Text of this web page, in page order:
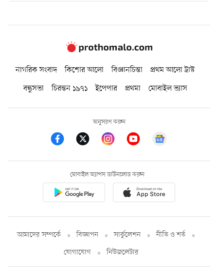
নাগরিক সংবাদ কিশোর আলো বিজ্ঞানচিন্তা
প্রথম আলো ট্রাস্ট
বন্ধুসভা
চিরন্তন ১৯৭১ ইপেপার প্রথমা মোবাইল ভ্যাস
অনুসরণ করুন
মোবাইল অ্যাপস ডাউনলোড করুন
আমাদের সম্পর্কে বিজ্ঞাপন সার্কুলেশন
নীতি ও শর্ত
যোগাযোগ
নিউজলেটার